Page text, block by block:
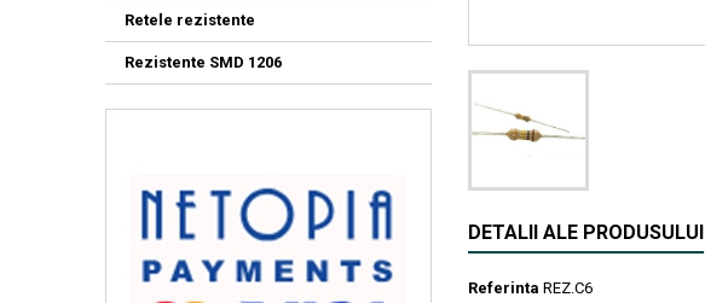
Retele rezistente
Rezistente SMD 1206
DETALII ALE PRODUSULUI
Referinta REZ.C6